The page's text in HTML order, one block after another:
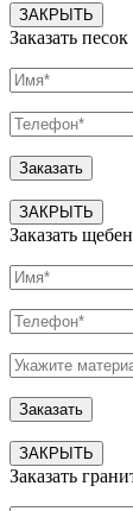
ЗАКРЫТЬ
Заказать
ЗАКРЫТЬ
Заказать
ЗАКРЫТЬ
Заказать